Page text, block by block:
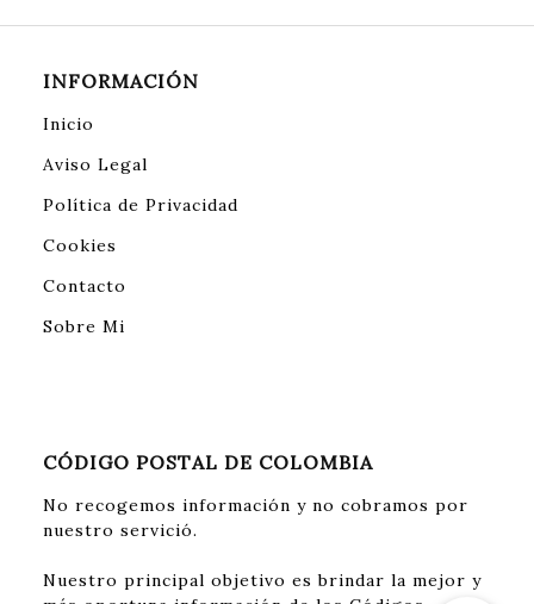
INFORMACIÓN
Inicio
Aviso Legal
Política de Privacidad
Cookies
Contacto
Sobre Mi
CÓDIGO POSTAL DE COLOMBIA
No recogemos información y no cobramos por
nuestro servició.
Nuestro principal objetivo es brindar la mejor y